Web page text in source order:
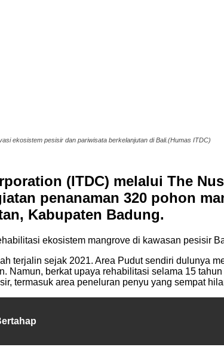
ekosistem pesisir dan pariwisata berkelanjutan di Bali.(Humas ITDC)
(ITDC) melalui The
penanaman 320 pohon
Kabupaten Badung.
ekosistem mangrove di kawasan pesisir
terjalin sejak 2021. Area Pudut sendiri dulunya
berkat upaya rehabilitasi selama 15
termasuk area peneluran penyu yang sempat